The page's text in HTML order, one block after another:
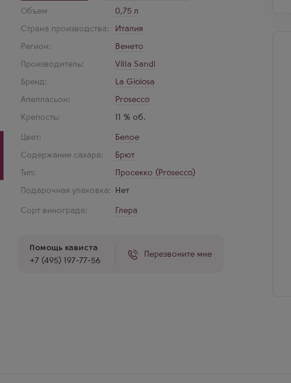
Объем
0,75 л
Страна производства:
Италия
Регион:
Венето
Производитель:
Villa Sandi
Бренд:
La Gioiosa
Апелласьон:
Prosecco
Крепость:
11 % об.
Цвет:
Белое
Содержание сахара:
Брют
Тип:
Просекко (Prosecco)
Подарочная упаковка: Нет
Сорт винограда: Глера
Помощь кависта
+7 (495) 197-77-56
Перезвоните мне